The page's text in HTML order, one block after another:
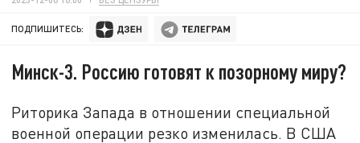
ПОДПИШИТЕСЬ:
Минск-3. Россию готовят к позорному миру?
Риторика Запада в отношении специальной
военной операции резко изменилась. В США